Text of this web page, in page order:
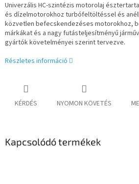
Univerzális HC-szintézis motorolaj
és dízelmotorokhoz turbófeltöltéssel és
közvetlen befecskendezéses motorokhoz,
márkákat és a nagy futásteljesítményű
gyártók követelményei szerint tervezve.
Részletes információ
KÉRDÉS NYOMON KÖVETÉS
Kapcsolódó termékek